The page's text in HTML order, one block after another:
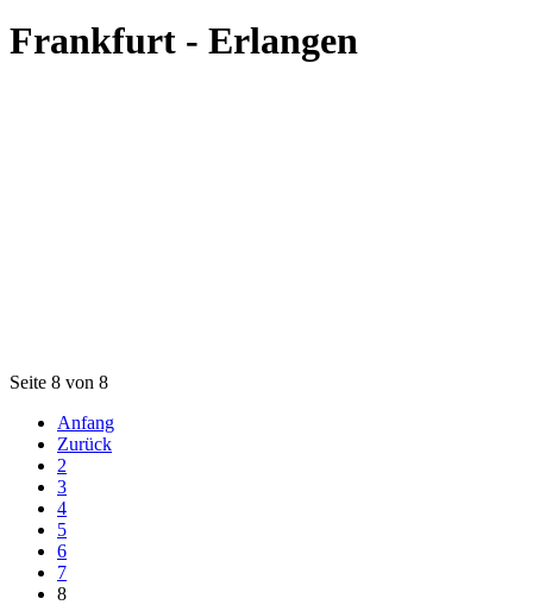
Frankfurt - Erlangen
Seite 8 von 8
Anfang
Zurück
2
3
4
5
6
7
8